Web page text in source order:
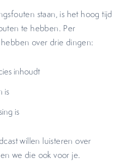
staan, is het hoog tijd
te hebben. Per
over drie dingen:
inhoudt
is
is
willen luisteren over
we die ook voor je.